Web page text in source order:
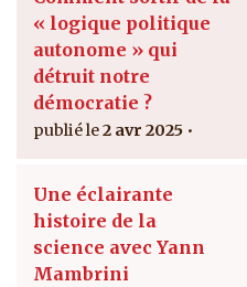
« logique politique
autonome » qui
détruit notre
démocratie ?
2 avr 2025
Une éclairante
histoire de la
science avec Yann
Mambrini